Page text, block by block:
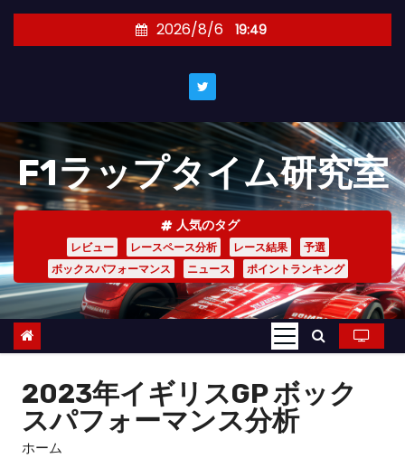
キ
ッ
プ
2026/8/6 19:49
F1ラップタイム研究室
人気のタグ
レビュー レースペース分析 レース結果
予選
ボックスパフォーマンス
ニュース ポイントランキング
2023年イギリスGP ボック
スパフォーマンス分析
ホーム